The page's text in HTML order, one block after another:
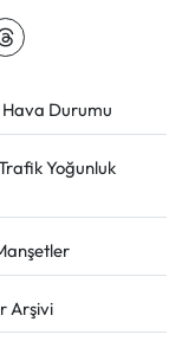
Durumu
Yoğunluk
Arşivi